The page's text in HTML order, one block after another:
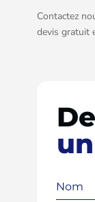
Contactez
devis gratuit